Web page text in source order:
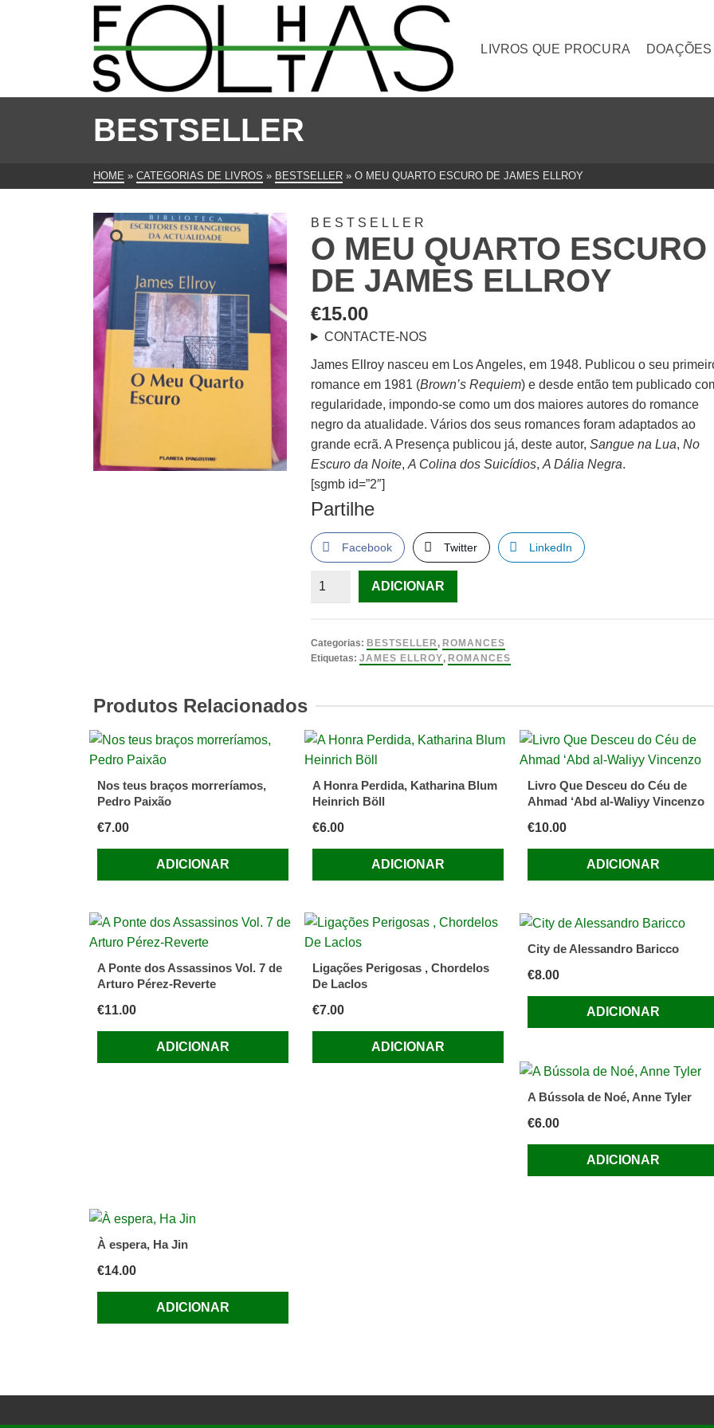
LIVROS QUE PROCURA
BESTSELLER
HOME » CATEGORIAS DE LIVROS » BESTSELLER » O MEU QUARTO ESCURO DE JAMES ELLROY
BESTSELLER
O MEU QUARTO ESCURO
DE JAMES ELLROY
€15.00
CONTACTE-NOS
James Ellroy nasceu em Los Angeles, em 1948. Publicou o seu
romance em 1981 (Brown’s Requiem) e desde então tem publicado
regularidade, impondo-se como um dos maiores autores do romance
negro da atualidade. Vários dos seus romances foram adaptados ao
grande ecrã. A Presença publicou já, deste autor,Sangue na Lua,No
Escuro da Noite,A Colina dos Suicídios,A Dália Negra.
[sgmb id=”2″]
Partilhe
Facebook Twitter LinkedIn
Quantidade
Meu
Quarto
Ellroy
ADICIONAR
Categorias: BESTSELLER , ROMANCES
Etiquetas:JAMES ELLROY, ROMANCES
Produtos Relacionados
Nos teus braços morreríamos,
Pedro Paixão
€7.00
ADICIONAR
A Honra Perdida, Katharina Blum
Heinrich Böll
€6.00
ADICIONAR
Livro Que Desceu do Céu de
Ahmad ‘Abd al-Waliyy Vincenzo
€10.00
ADICIONAR
A Ponte dos Assassinos Vol. 7 de
Arturo Pérez-Reverte
€11.00
ADICIONAR
Ligações Perigosas , Chordelos
De Laclos
€7.00
ADICIONAR
City de Alessandro Baricco
€8.00
ADICIONAR
A Bússola de Noé, Anne Tyler
€6.00
ADICIONAR
À espera, Ha Jin
€14.00
ADICIONAR